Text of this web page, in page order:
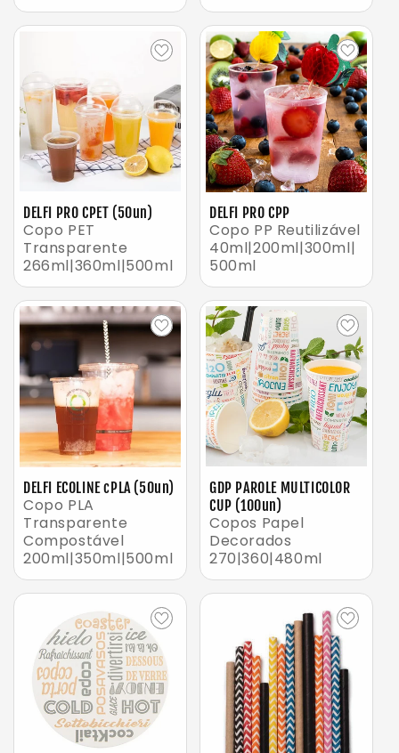
DELFI PRO CPET (50un)
Copo PET
Transparente
266ml|360ml|500ml
DELFI PRO CPP
Copo PP Reutilizável
40ml|200ml|300ml|
500ml
DELFI ECOLINE cPLA (50un)
Copo PLA
Transparente
Compostável
200ml|350ml|500ml
GDP PAROLE MULTICOLOR
CUP (100un)
Copos Papel
Decorados
270|360|480ml